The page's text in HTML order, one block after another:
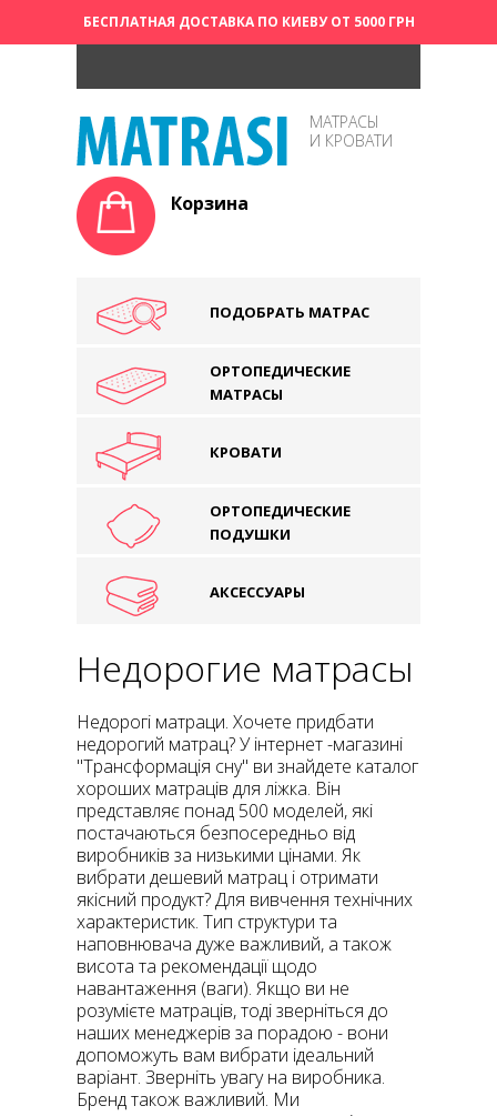
БЕСПЛАТНАЯ ДОСТАВКА ПО КИЕВУ ОТ 5000 ГРН
МАТРАСЫ
И КРОВАТИ
Корзина
ПОДОБРАТЬ МАТРАС
ОРТОПЕДИЧЕСКИЕ
МАТРАСЫ
КРОВАТИ
ОРТОПЕДИЧЕСКИЕ
ПОДУШКИ
АКСЕССУАРЫ
Недорогие матрасы
Недорогі матраци. Хочете придбати
недорогий матрац? У інтернет -магазині
"Трансформація сну" ви знайдете каталог
хороших матраців для ліжка. Він
представляє понад 500 моделей, які
постачаються безпосередньо від
виробників за низькими цінами. Як
вибрати дешевий матрац і отримати
якісний продукт? Для вивчення технічних
характеристик. Тип структури та
наповнювача дуже важливий, а також
висота та рекомендації щодо
навантаження (ваги). Якщо ви не
розумієте матраців, тоді зверніться до
наших менеджерів за порадою - вони
допоможуть вам вибрати ідеальний
варіант. Зверніть увагу на виробника.
Бренд також важливий. Ми